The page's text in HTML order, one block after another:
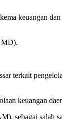
keuangan
terkait
keuangan
sebagai salah